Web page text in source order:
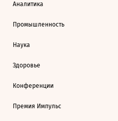
Аналитика
Промышленность
Наука
Здоровье
Конференции
Премия Импульс